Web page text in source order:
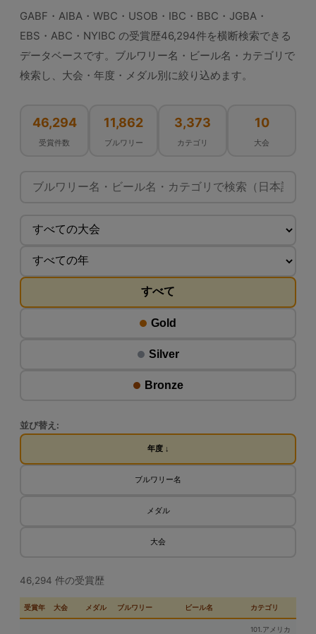
GABF・AIBA・WBC・USOB・IBC・BBC・JGBA・
EBS・ABC・NYIBC の受賞歴46,294件を横断検索できる
データベースです。ブルワリー名・ビール名・カテゴリで
検索し、大会・年度・メダル別に絞り込めます。
46,294
受賞件数
11,862
ブルワリー
3,373
カテゴリ
10
大会
すべて
Gold
Silver
Bronze
並び替え:
年度 ↓
ブルワリー名
メダル
大会
46,294 件の受賞歴
受賞年 大会 メダル ブルワリー ビール名 カテゴリ
101.アメリカ